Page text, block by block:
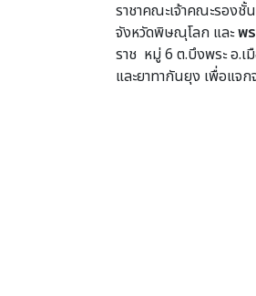
ราชาคณะเจ้าคณะรองชั้
จังหวัดพิษณุโลก และพ
ราช หมู่ 6 ต.บึงพระ อ.เ
และยาทากันยุง เพื่อแจ